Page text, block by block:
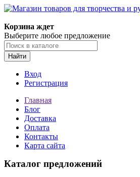
Корзина ждет
Выберите любое предложение
Найти
Вход
Регистрация
Главная
Блог
Доставка
Оплата
Контакты
Карта сайта
Каталог предложений